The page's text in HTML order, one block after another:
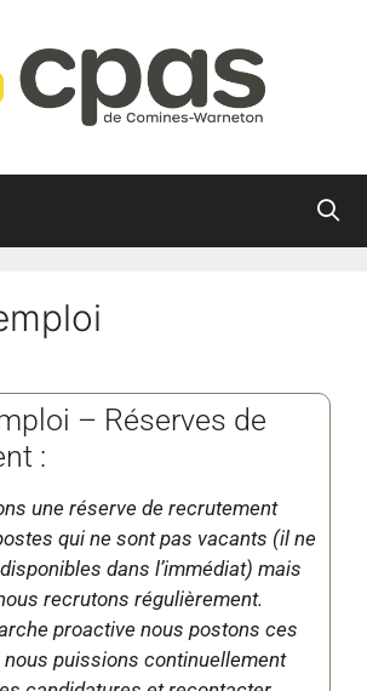
– Réserves de
:
une réserve de recrutement
qui ne sont pas vacants (il ne
dans l’immédiat) mais
recrutons régulièrement.
proactive nous postons ces
puissions continuellement